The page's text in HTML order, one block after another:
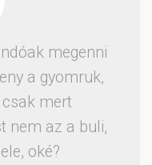
megenni
a gyomruk,
mert
nem az a buli,
oké?